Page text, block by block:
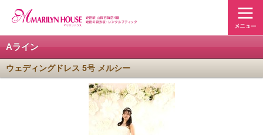
Aライン
ウェディングドレス 5号 メルシー